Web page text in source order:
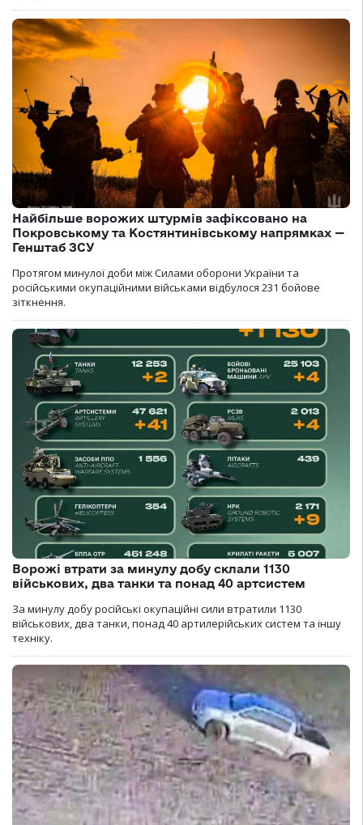
Найбільше ворожих штурмів зафіксовано на
Покровському та Костянтинівському напрямках —
Генштаб ЗСУ
Протягом минулої доби між Силами оборони України та
російськими окупаційними військами відбулося 231 бойове
зіткнення.
Ворожі втрати за минулу добу склали 1130
військових, два танки та понад 40 артсистем
За минулу добу російські окупаційні сили втратили 1130
військових, два танки, понад 40 артилерійських систем та іншу
техніку.